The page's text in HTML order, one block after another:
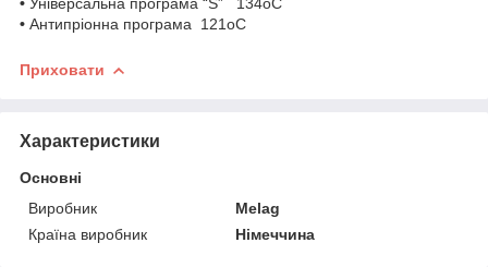
• Антипріонна програма 121оС
Приховати
Характеристики
Основні
Виробник
Melag
Країна виробник
Німеччина